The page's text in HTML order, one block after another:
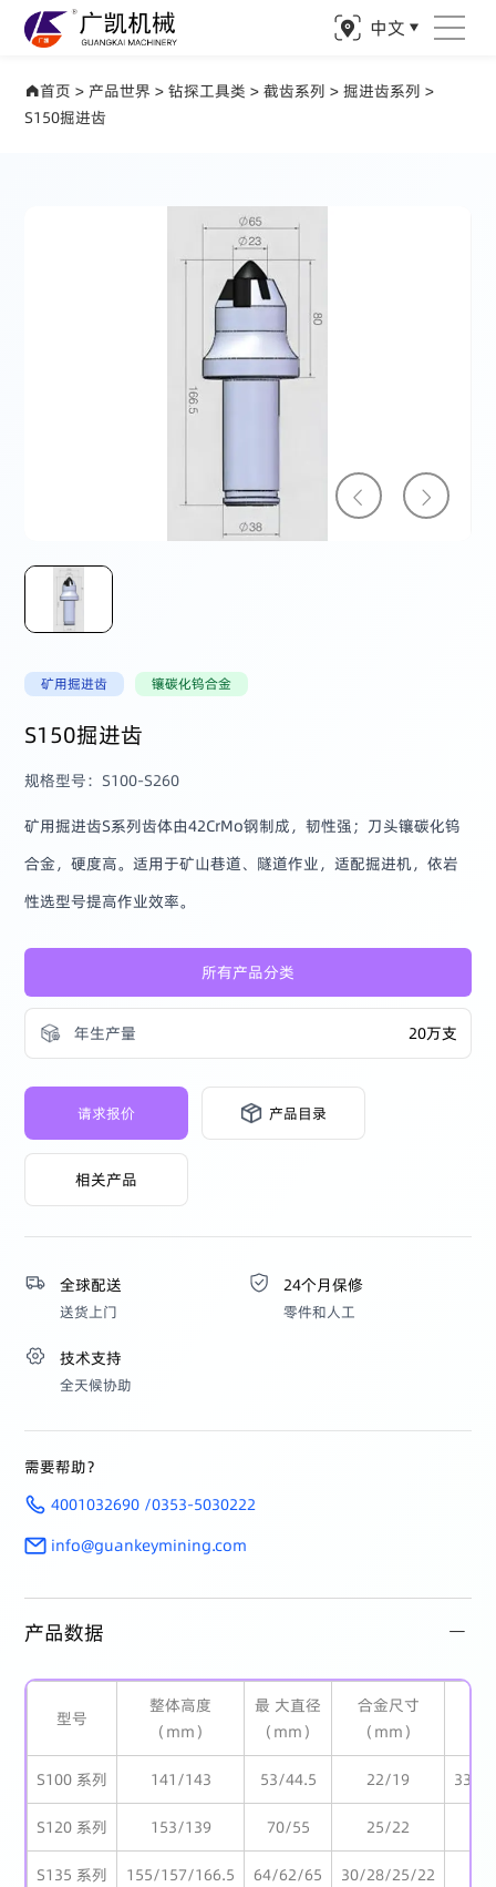
中文
产品世界 驱动矿业精准钻探
首页 >产品世界 >钻探工具类 >截齿系列 >掘进齿系列 >
S150掘进齿
矿用掘进齿 镶碳化钨合金
S150掘进齿
规格型号：S100-S260
矿用掘进齿S系列齿体由42CrMo钢制成，韧性强；刀头镶碳化钨
合金，硬度高。适用于矿山巷道、隧道作业，适配掘进机，依岩
性选型号提高作业效率。
所有产品分类
年生产量 20万支
请求报价 产品目录
相关产品
全球配送
送货上门
24个月保修
零件和人工
技术支持
全天候协助
需要帮助？
4001032690 /0353-5030222
info@guankeymining.com
产品数据
型号
整体高度
（mm）
最 大直径
（mm）
合金尺寸
（mm）
S100 系列 141/143 53/44.5 22/19
S120 系列 153/139 70/55 25/22
S135 系列 155/157/166.5 64/62/65 30/28/25/22